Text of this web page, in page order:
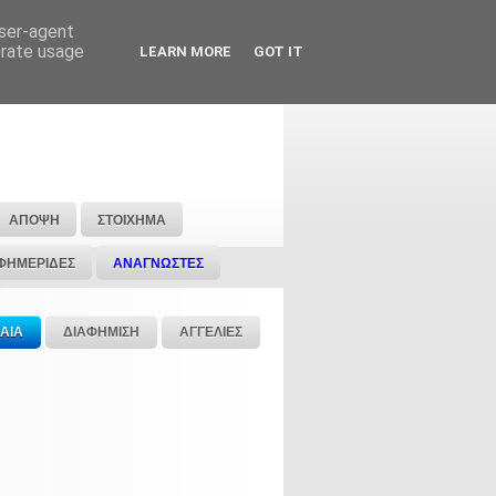
ΑΠΟΨΗ ΣΤΟΙΧΗΜΑ
ΑΝΑΓΝΩΣΤΕΣ
ΔΙΑΦΗΜΙΣΗ ΑΓΓΕΛΙΕΣ
agent
usage
LEARN MORE GOT IT